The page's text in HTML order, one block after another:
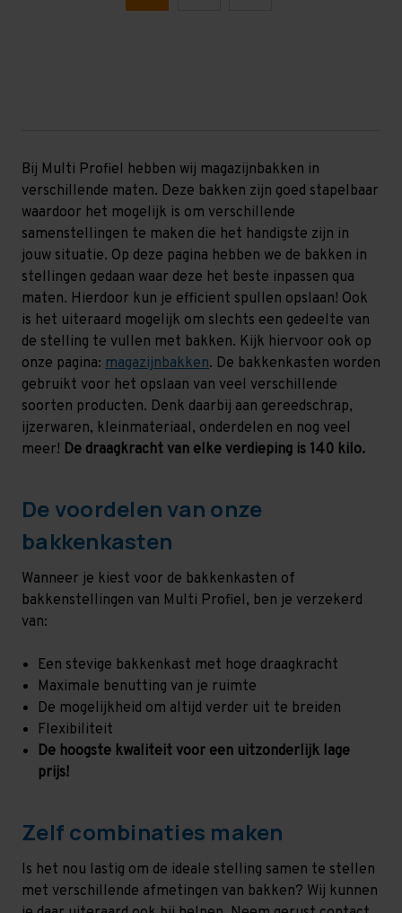
Bij Multi Profiel hebben wij magazijnbakken in
verschillende maten. Deze bakken zijn goed stapelbaar
waardoor het mogelijk is om verschillende
samenstellingen te maken die het handigste zijn in
jouw situatie. Op deze pagina hebben we de bakken in
stellingen gedaan waar deze het beste inpassen qua
maten. Hierdoor kun je efficient spullen opslaan! Ook
is het uiteraard mogelijk om slechts een gedeelte van
de stelling te vullen met bakken. Kijk hiervoor ook op
onze pagina: magazijnbakken. De bakkenkasten worden
gebruikt voor het opslaan van veel verschillende
soorten producten. Denk daarbij aan gereedschrap,
ijzerwaren, kleinmateriaal, onderdelen en nog veel
meer! De draagkracht van elke verdieping is 140 kilo.
De voordelen van onze
bakkenkasten
Wanneer je kiest voor de bakkenkasten of
bakkenstellingen van Multi Profiel, ben je verzekerd
van:
Een stevige bakkenkast met hoge draagkracht
Maximale benutting van je ruimte
De mogelijkheid om altijd verder uit te breiden
Flexibiliteit
De hoogste kwaliteit voor een uitzonderlijk lage
prijs!
Zelf combinaties maken
Is het nou lastig om de ideale stelling samen te stellen
met verschillende afmetingen van bakken? Wij kunnen